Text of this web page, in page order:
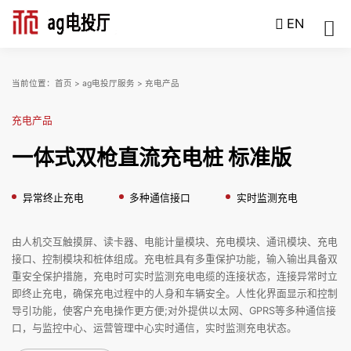
EN
当前位置： 首页 > ag电投厅服务 > 充电产品
充电产品
一体式双枪直流充电桩 标准版
异常终止充电 多种通信接口 实时监测充电
由人机交互触摸屏、读卡器、电能计量模块、充电模块、通讯模块、充电
接口、控制模块和桩体组成。充电桩具有多重保护功能，输入输出具备双
重安全保护措施，充电时可实时监测充电电缆的连接状态，连接异常时立
即终止充电，确保充电过程中的人身和车辆安全。人性化界面显示和控制
导引功能，使客户充电操作更方便;对外提供以太网、GPRS等多种通信接
口，与监控中心、运营管理中心实时通信，实时监测充电状态。